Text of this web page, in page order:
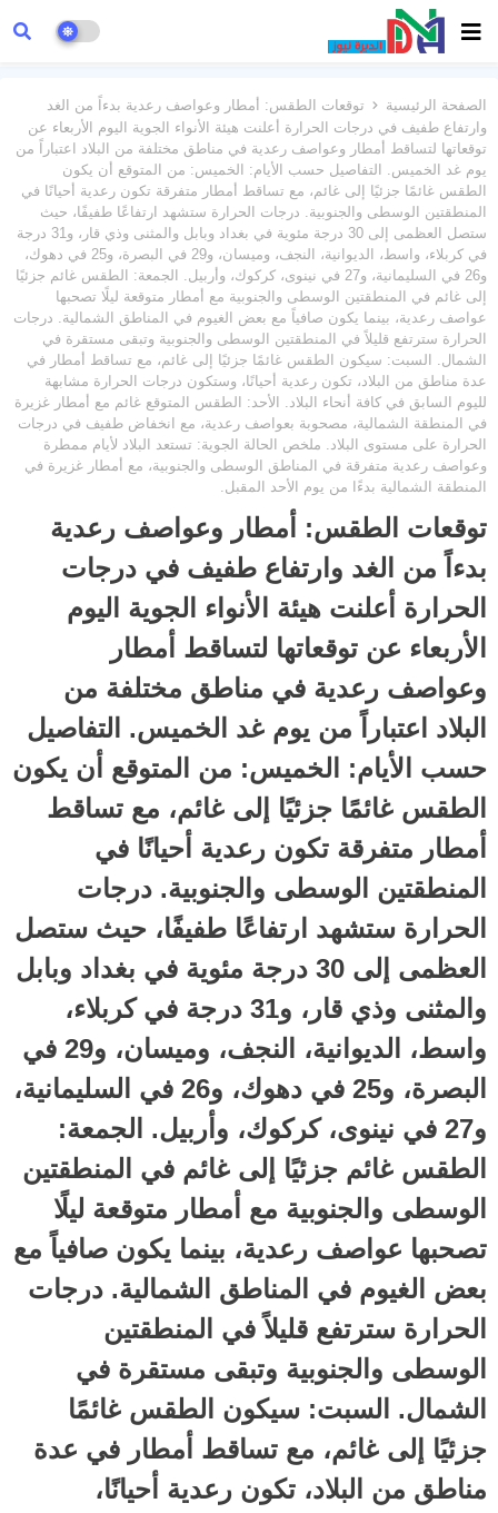
الصفحة الرئيسية
توقعات الطقس: أمطار وعواصف رعدية بدءاً من الغد
وارتفاع طفيف في درجات الحرارة أعلنت هيئة الأنواء الجوية اليوم الأربعاء عن
توقعاتها لتساقط أمطار وعواصف رعدية في مناطق مختلفة من البلاد اعتباراً من
يوم غد الخميس. التفاصيل حسب الأيام: الخميس: من المتوقع أن يكون
الطقس غائمًا جزئيًا إلى غائم، مع تساقط أمطار متفرقة تكون رعدية أحيانًا في
المنطقتين الوسطى والجنوبية. درجات الحرارة ستشهد ارتفاعًا طفيفًا، حيث
ستصل العظمى إلى 30 درجة مئوية في بغداد وبابل والمثنى وذي قار، و31 درجة
في كربلاء، واسط، الديوانية، النجف، وميسان، و29 في البصرة، و25 في دهوك،
و26 في السليمانية، و27 في نينوى، كركوك، وأربيل. الجمعة: الطقس غائم جزئيًا
إلى غائم في المنطقتين الوسطى والجنوبية مع أمطار متوقعة ليلًا تصحبها
عواصف رعدية، بينما يكون صافياً مع بعض الغيوم في المناطق الشمالية. درجات
الحرارة سترتفع قليلاً في المنطقتين الوسطى والجنوبية وتبقى مستقرة في
الشمال. السبت: سيكون الطقس غائمًا جزئيًا إلى غائم، مع تساقط أمطار في
عدة مناطق من البلاد، تكون رعدية أحيانًا، وستكون درجات الحرارة مشابهة
لليوم السابق في كافة أنحاء البلاد. الأحد: الطقس المتوقع غائم مع أمطار غزيرة
في المنطقة الشمالية، مصحوبة بعواصف رعدية، مع انخفاض طفيف في درجات
الحرارة على مستوى البلاد. ملخص الحالة الجوية: تستعد البلاد لأيام ممطرة
وعواصف رعدية متفرقة في المناطق الوسطى والجنوبية، مع أمطار غزيرة في
المنطقة الشمالية بدءًا من يوم الأحد المقبل.
توقعات الطقس: أمطار وعواصف رعدية
بدءاً من الغد وارتفاع طفيف في درجات
الحرارة أعلنت هيئة الأنواء الجوية اليوم
الأربعاء عن توقعاتها لتساقط أمطار
وعواصف رعدية في مناطق مختلفة من
البلاد اعتباراً من يوم غد الخميس. التفاصيل
حسب الأيام: الخميس: من المتوقع أن يكون
الطقس غائمًا جزئيًا إلى غائم، مع تساقط
أمطار متفرقة تكون رعدية أحيانًا في
المنطقتين الوسطى والجنوبية. درجات
الحرارة ستشهد ارتفاعًا طفيفًا، حيث ستصل
العظمى إلى 30 درجة مئوية في بغداد وبابل
والمثنى وذي قار، و31 درجة في كربلاء،
واسط، الديوانية، النجف، وميسان، و29 في
البصرة، و25 في دهوك، و26 في السليمانية،
و27 في نينوى، كركوك، وأربيل. الجمعة:
الطقس غائم جزئيًا إلى غائم في المنطقتين
الوسطى والجنوبية مع أمطار متوقعة ليلًا
تصحبها عواصف رعدية، بينما يكون صافياً مع
بعض الغيوم في المناطق الشمالية. درجات
الحرارة سترتفع قليلاً في المنطقتين
الوسطى والجنوبية وتبقى مستقرة في
الشمال. السبت: سيكون الطقس غائمًا
جزئيًا إلى غائم، مع تساقط أمطار في عدة
مناطق من البلاد، تكون رعدية أحيانًا،